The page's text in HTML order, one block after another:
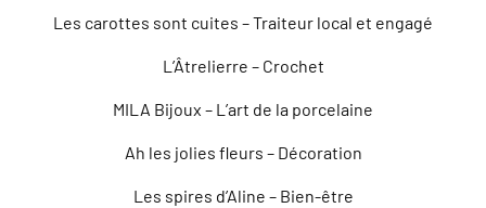
Les carottes sont cuites – Traiteur local et engagé
L’Âtrelierre – Crochet
MILA Bijoux – L’art de la porcelaine
Ah les jolies fleurs – Décoration
Les spires d’Aline – Bien-être